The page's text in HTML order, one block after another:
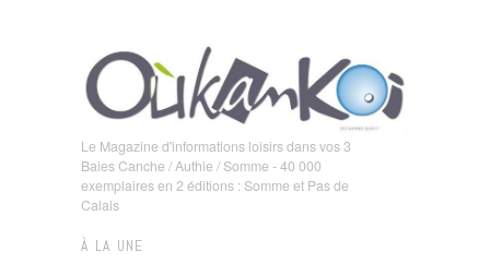
Le Magazine d'informations loisirs dans vos 3
Baies Canche / Authie / Somme - 40 000
exemplaires en 2 éditions : Somme et Pas de
Calais
À LA UNE